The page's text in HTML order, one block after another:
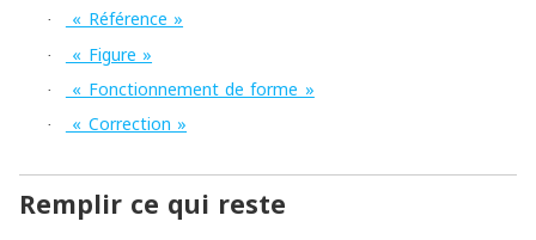
· « Référence »
· « Figure »
· « Fonctionnement de forme »
· « Correction »
Remplir ce qui reste